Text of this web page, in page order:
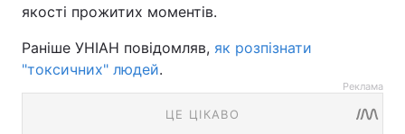
якості прожитих моментів.
Раніше УНІАН повідомляв, як розпізнати
"токсичних" людей.
Реклама